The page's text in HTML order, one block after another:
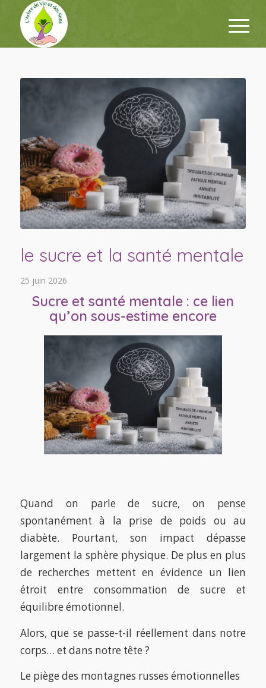
le sucre et la santé mentale
25 juin 2026
Sucre et santé mentale : ce lien
qu’on sous-estime encore
Quand on parle de sucre, on pense
spontanément à la prise de poids ou au
diabète. Pourtant, son impact dépasse
largement la sphère physique. De plus en plus
de recherches mettent en évidence un lien
étroit entre consommation de sucre et
équilibre émotionnel.
Alors, que se passe-t-il réellement dans notre
corps… et dans notre tête ?
Le piège des montagnes russes émotionnelles